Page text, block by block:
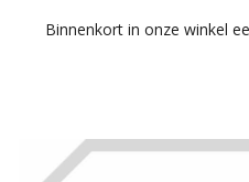
Binnenkort in onze winkel